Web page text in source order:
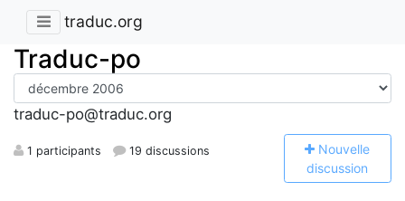
traduc.org
Traduc-po
traduc-po@traduc.org
1 participants 19 discussions Nouvelle
discussion